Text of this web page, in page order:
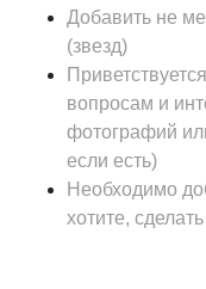
Добавить не
(звезд)
вопросам и
фотографий
если есть)
Необходимо
хотите,